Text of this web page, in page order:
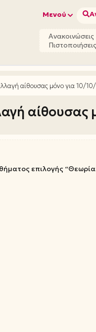
Μενού
Ανακοινώσεις
Πιστοποιήσεις
αίθουσας μόνο για 10/
αίθουσας
επιλογής